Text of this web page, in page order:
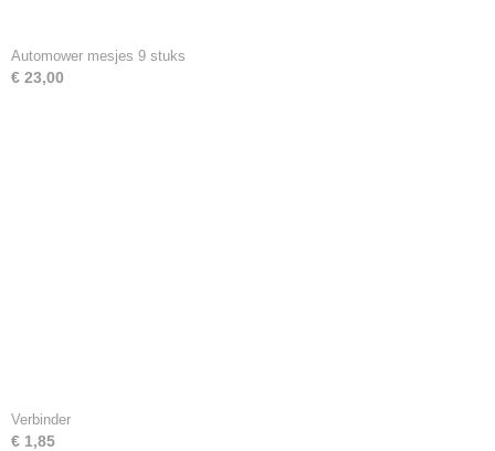
Automower mesjes 9 stuks
€ 23,00
Verbinder
€ 1,85